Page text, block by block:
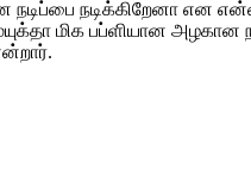
நடிக்கிறேனா என
மிக பப்ளியான அழகான